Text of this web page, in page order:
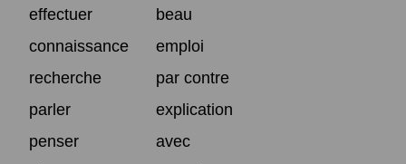
effectuer
beau
connaissance
emploi
recherche
par contre
parler
explication
penser
avec